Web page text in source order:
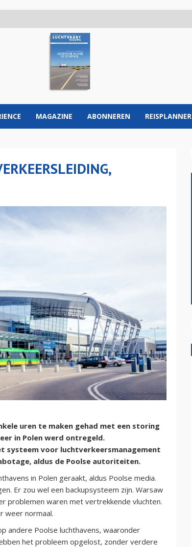
MAGAZINE ABONNEREN REISPLANNER
uren te maken gehad met een storing
in Polen werd ontregeld.
systeem voor luchtverkeersmanagement
aldus de Poolse autoriteiten.
in Polen geraakt, aldus Poolse media.
Er zou wel een backupsysteem zijn. Warsaw
problemen waren met vertrekkende vluchten.
weer normaal.
andere Poolse luchthavens, waaronder
het probleem opgelost, zonder verdere